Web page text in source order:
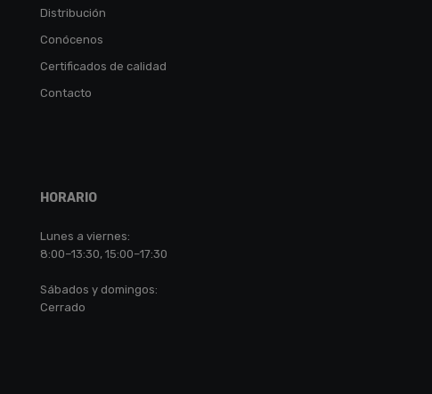
Distribución
Conócenos
Certificados de calidad
Contacto
HORARIO
Lunes a viernes:
8:00–13:30, 15:00–17:30
Sábados y domingos:
Cerrado